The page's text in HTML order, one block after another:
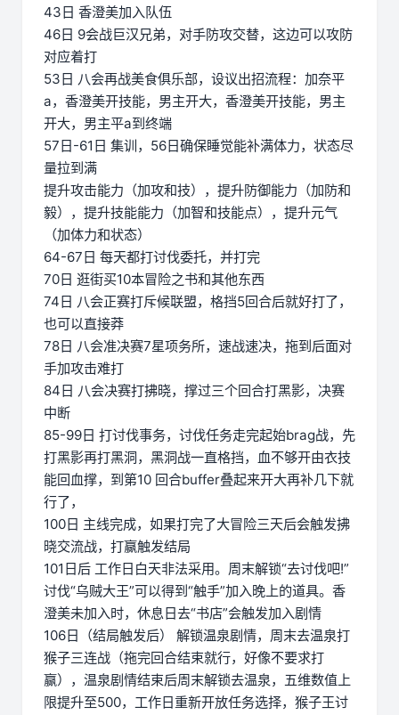
43日 香澄美加入队伍
46日 9会战巨汉兄弟，对手防攻交替，这边可以攻防
对应着打
53日 八会再战美食俱乐部，设议出招流程：加奈平
a，香澄美开技能，男主开大，香澄美开技能，男主
开大，男主平a到终端
57日-61日 集训，56日确保睡觉能补满体力，状态尽
量拉到满
提升攻击能力（加攻和技），提升防御能力（加防和
毅），提升技能能力（加智和技能点），提升元气
（加体力和状态）
64-67日 每天都打讨伐委托，并打完
70日 逛街买10本冒险之书和其他东西
74日 八会正赛打斥候联盟，格挡5回合后就好打了，
也可以直接莽
78日 八会准决赛7星项务所，速战速决，拖到后面对
手加攻击难打
84日 八会决赛打拂晓，撑过三个回合打黑影，决赛
中断
85-99日 打讨伐事务，讨伐任务走完起始brag战，先
打黑影再打黑洞，黑洞战一直格挡，血不够开由衣技
能回血撑，到第10 回合buffer叠起来开大再补几下就
行了，
100日 主线完成，如果打完了大冒险三天后会触发拂
晓交流战，打赢触发结局
101日后 工作日白天非法采用。周末解锁“去讨伐吧!”
讨伐“乌贼大王”可以得到“触手”加入晚上的道具。香
澄美未加入时，休息日去“书店”会触发加入剧情
106日（结局触发后） 解锁温泉剧情，周末去温泉打
猴子三连战（拖完回合结束就行，好像不要求打
赢），温泉剧情结束后周末解锁去温泉，五维数值上
限提升至500，工作日重新开放任务选择，猴子王讨